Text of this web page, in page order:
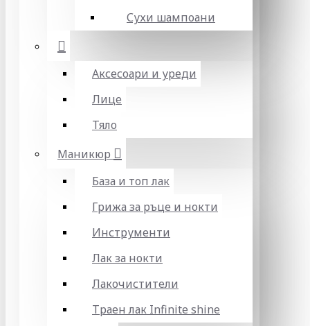
Сухи шампоани
Аксесоари и уреди
Лице
Тяло
Маникюр
База и топ лак
Грижа за ръце и нокти
Инструменти
Лак за нокти
Лакочистители
Траен лак Infinite shine